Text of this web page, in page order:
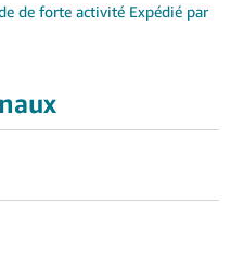
de forte activité Expédié par